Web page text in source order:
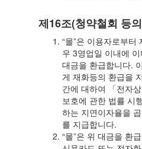
제16조(청약철회 등
“몰”은 이용자로부터
우 3영업일 이내에
대금을 환급합니다.
게 재화등의 환급을
간에 대하여 「전자
보호에 관한 법률 시
하는 지연이자율을
를 지급합니다.
“몰”은 위 대금을 환